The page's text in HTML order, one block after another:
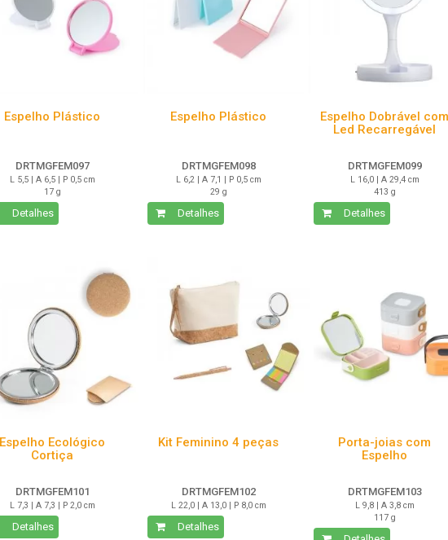
Espelho Plástico
DRTMGFEM097
L 5,5 | A 6,5 | P 0,5 cm
17 g
Detalhes
Espelho Plástico
DRTMGFEM098
L 6,2 | A 7,1 | P 0,5 cm
29 g
Detalhes
Espelho Dobrável com
Led Recarregável
DRTMGFEM099
L 16,0 | A 29,4 cm
413 g
Detalhes
Espelho Ecológico
Cortiça
DRTMGFEM101
L 7,3 | A 7,3 | P 2,0 cm
Detalhes
Kit Feminino 4 peças
DRTMGFEM102
L 22,0 | A 13,0 | P 8,0 cm
Detalhes
Porta-joias com
Espelho
DRTMGFEM103
L 9,8 | A 3,8 cm
117 g